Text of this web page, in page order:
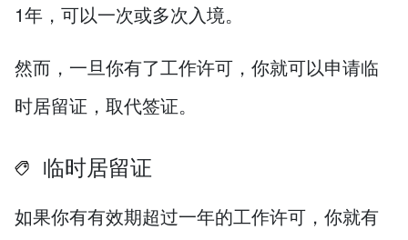
1年，可以一次或多次入境。
然而，一旦你有了工作许可，你就可以申请临
时居留证，取代签证。
临时居留证
如果你有有效期超过一年的工作许可，你就有